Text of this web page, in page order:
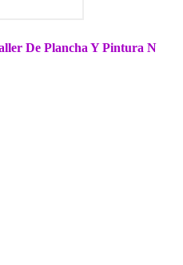
De Plancha Y Pintura N